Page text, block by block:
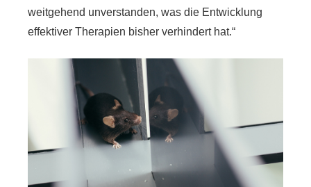
weitgehend unverstanden, was die Entwicklung
effektiver Therapien bisher verhindert hat.“